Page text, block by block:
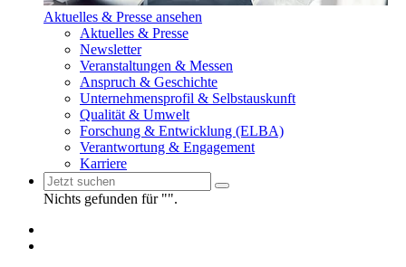
Aktuelles & Presse ansehen
Aktuelles & Presse
Newsletter
Veranstaltungen & Messen
Anspruch & Geschichte
Unternehmensprofil & Selbstauskunft
Qualität & Umwelt
Forschung & Entwicklung (ELBA)
Verantwortung & Engagement
Karriere
Nichts gefunden für "".